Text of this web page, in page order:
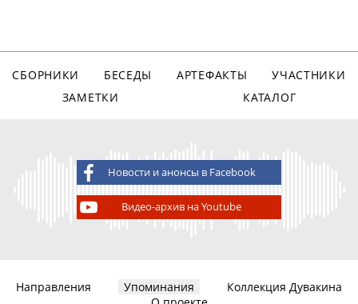
СБОРНИКИ БЕСЕДЫ АРТЕФАКТЫ
УЧАСТНИКИ
ЗАМЕТКИ
КАТАЛОГ
Новости и анонсы в Facebook
Видео-архив на Youtube
Направления Упоминания
Коллекция Дувакина